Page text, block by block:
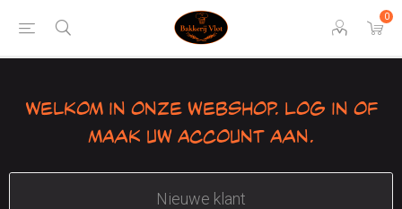
0
Welkom in onze webshop. Log in of
maak uw account aan.
Nieuwe klant